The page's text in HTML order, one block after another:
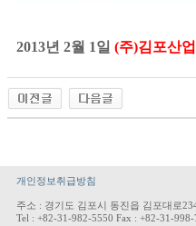
2013년 2월 1일 (주)김포산
개인정보취급방침
주소 : 경기도 김포시 동진읍 김포대로
Tel : +82-31-982-5550 Fax : +82-31-